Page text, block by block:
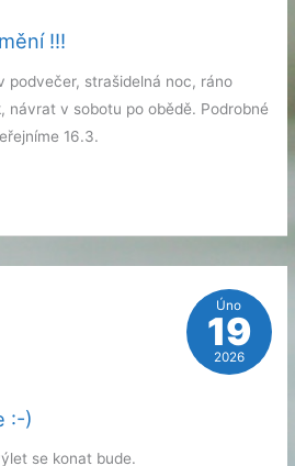
!!!
podvečer, strašidelná noc, ráno
návrat v sobotu po obědě. Podrobné
16.3.
:-)
se konat bude.
Úno
19
2026